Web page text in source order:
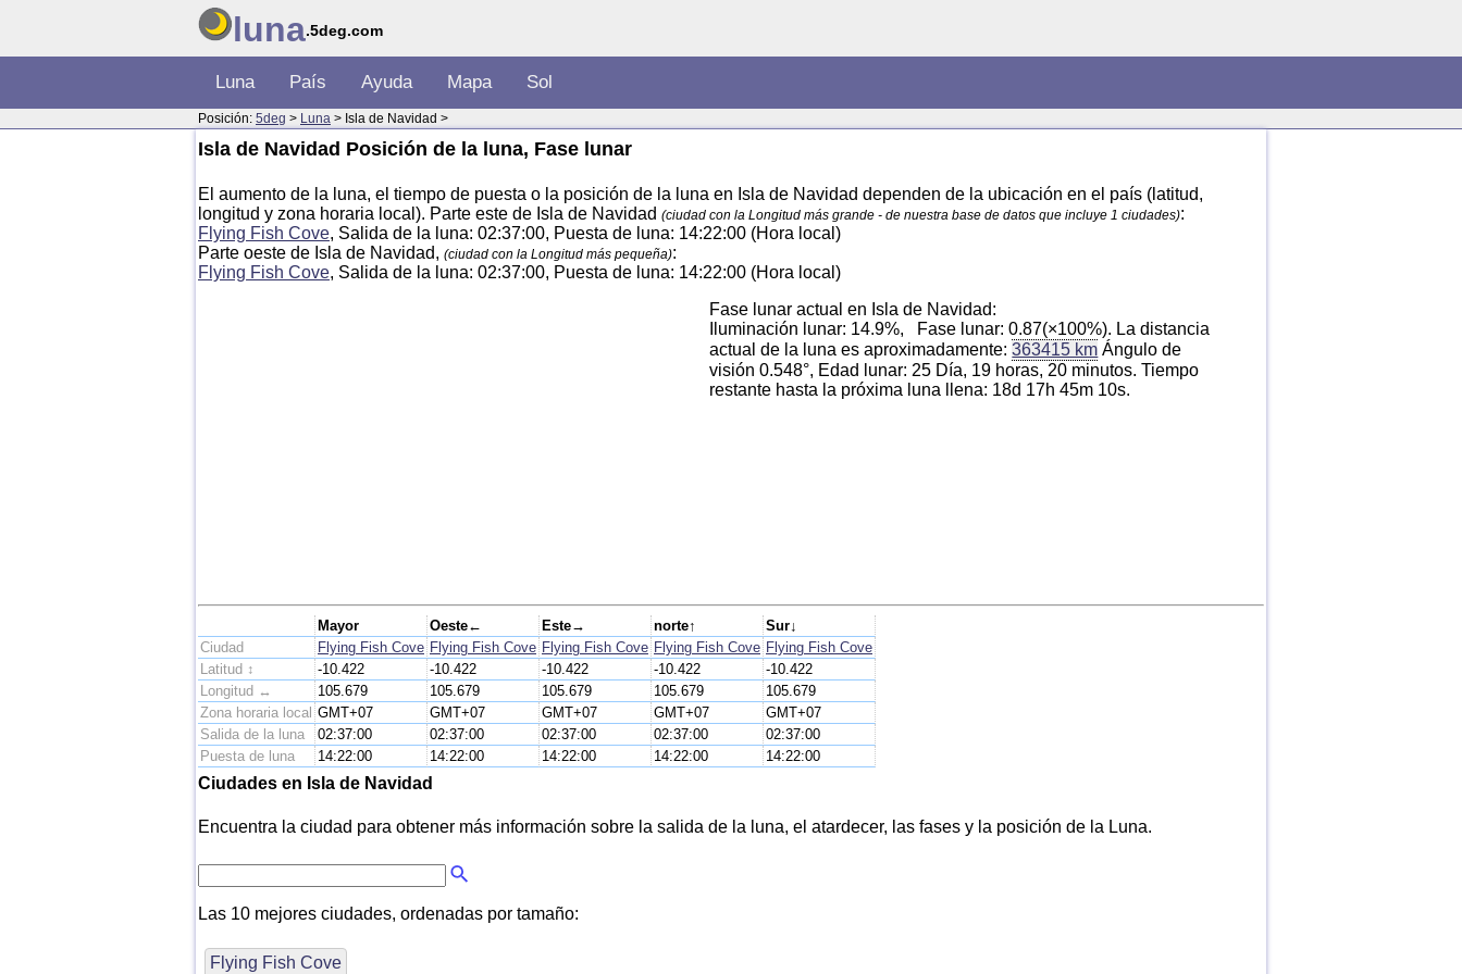
luna.5deg.com
Luna País Ayuda Mapa Sol
Posición: 5deg > Luna > Isla de Navidad >
Isla de Navidad Posición de la luna, Fase lunar
El aumento de la luna, el tiempo de puesta o la posición de la luna en Isla de Navidad dependen de la ubicación en el país (latitud,
longitud y zona horaria local). Parte este de Isla de Navidad (ciudad con la Longitud más grande - de nuestra base de datos que incluye 1 ciudades):
Flying Fish Cove, Salida de la luna: 02:37:00, Puesta de luna: 14:22:00 (Hora local)
Parte oeste de Isla de Navidad, (ciudad con la Longitud más pequeña):
Flying Fish Cove, Salida de la luna: 02:37:00, Puesta de luna: 14:22:00 (Hora local)
Fase lunar actual en Isla de Navidad:
Iluminación lunar: 14.9%, Fase lunar: 0.87(×100%). La distancia
actual de la luna es aproximadamente:363415 km Ángulo de
visión 0.548°, Edad lunar: 25 Día, 19 horas, 20 minutos. Tiempo
restante hasta la próxima luna llena: 18d 17h 45m 10s.
Mayor Oeste← Este→ norte↑
Sur↓
Ciudad
Flying Fish Cove Flying Fish Cove Flying Fish Cove Flying Fish Cove Flying Fish Cove
Latitud ↕
-10.422 -10.422 -10.422 -10.422
-10.422
Longitud ↔
105.679 105.679 105.679 105.679
105.679
Zona horaria local GMT+07 GMT+07 GMT+07 GMT+07
GMT+07
Salida de la luna
02:37:00 02:37:00 02:37:00 02:37:00
02:37:00
Puesta de luna
14:22:00 14:22:00 14:22:00 14:22:00 14:22:00
Ciudades en Isla de Navidad
Encuentra la ciudad para obtener más información sobre la salida de la luna, el atardecer, las fases y la posición de la Luna.
Las 10 mejores ciudades, ordenadas por tamaño:
Flying Fish Cove